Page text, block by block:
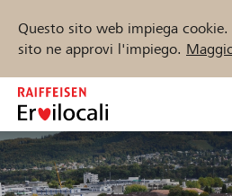
Questo sito web impiega
sito ne approvi l'impiego.
Zum
Inhalt
springen
Inizia ora